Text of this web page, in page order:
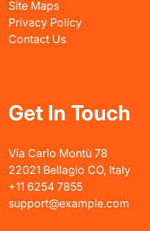
Site Maps
Privacy Policy
Contact Us
Get In Touch
Via Carlo Montù 78
22021 Bellagio CO, Italy
+11 6254 7855
support@example.com